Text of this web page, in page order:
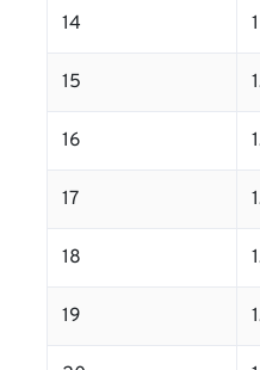
14 1
15
16
17
18
19